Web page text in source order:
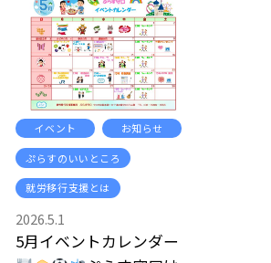
イベント お知らせ
ぷらすのいいところ
就労移行支援とは
2026.5.1
5月イベントカレンダー